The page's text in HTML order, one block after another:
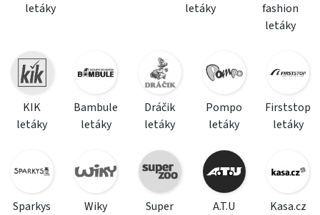
letáky
letáky
fashion
letáky
KIK
letáky
Bambule
letáky
Dráčik
letáky
Pompo
letáky
Firststop
letáky
Sparkys Wiky Super A.T.U Kasa.cz